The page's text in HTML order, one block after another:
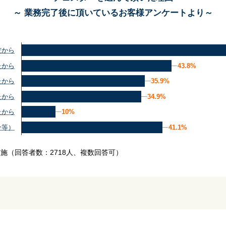
～ 業務完了後に頂いているお客様アンケートより～
ら
ら
ら
ら
ら
）
43.8%
43.8%
35.9%
35.9%
34.9%
34.9%
10%
10%
41.1%
41.1%
（回答者数：2718人、複数回答可）